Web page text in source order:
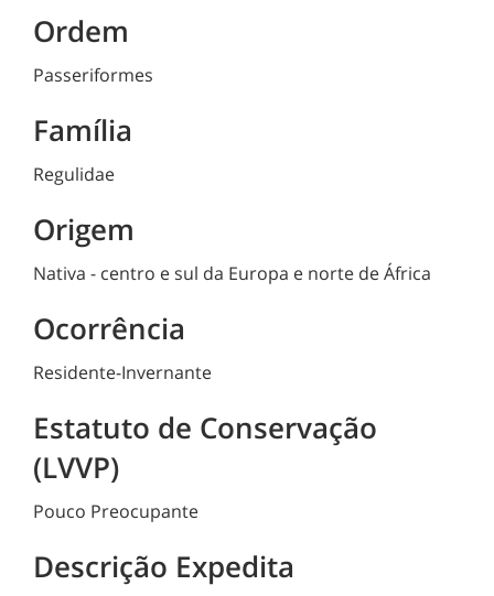
Ordem
Passeriformes
Família
Regulidae
Origem
Nativa - centro e sul da Europa e norte de África
Ocorrência
Residente-Invernante
Estatuto de Conservação
(LVVP)
Pouco Preocupante
Descrição Expedita